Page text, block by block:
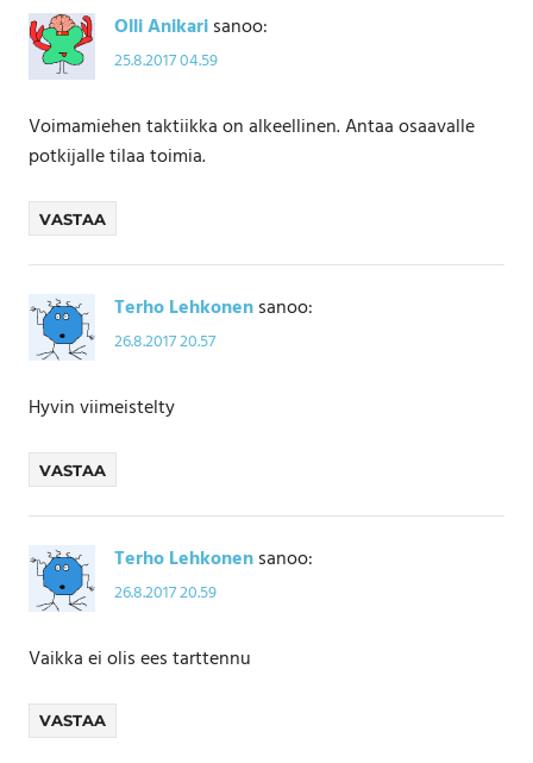
Olli Anikarisanoo:
25.8.2017 04.59
Voimamiehen taktiikka on alkeellinen. Antaa osaavalle
potkijalle tilaa toimia.
VASTAA
Terho Lehkonensanoo:
26.8.2017 20.57
Hyvin viimeistelty
VASTAA
Terho Lehkonensanoo:
26.8.2017 20.59
Vaikka ei olis ees tarttennu
VASTAA